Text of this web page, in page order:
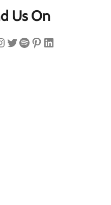
Us On
Twitter Spotify Pinterest LinkedIn